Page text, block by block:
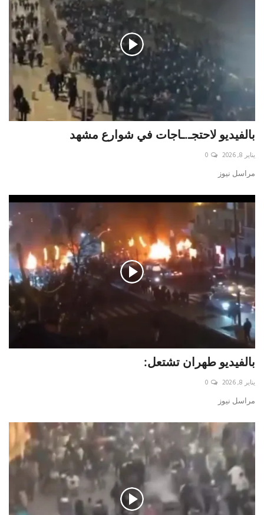
بالفيديو لاحتجـ.ـاجات في شوارع مشهد
يناير 8, 2026 0
مراسل نيوز
بالفيديو طهران تشتعل:
يناير 8, 2026 0
مراسل نيوز